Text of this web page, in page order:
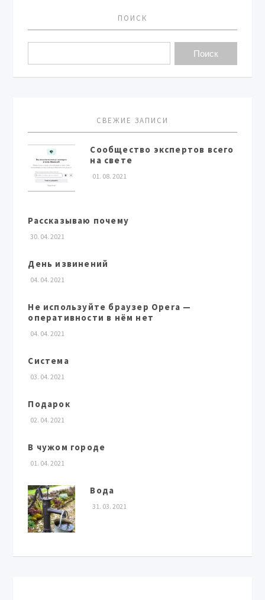
ПОИСК
СВЕЖИЕ ЗАПИСИ
Сообщество экспертов всего
на свете
01. 08. 2021
Рассказываю почему
30. 04. 2021
День извинений
04. 04. 2021
Не используйте браузер Opera —
оперативности в нём нет
04. 04. 2021
Система
03. 04. 2021
Подарок
02. 04. 2021
В чужом городе
01. 04. 2021
Вода
31. 03. 2021